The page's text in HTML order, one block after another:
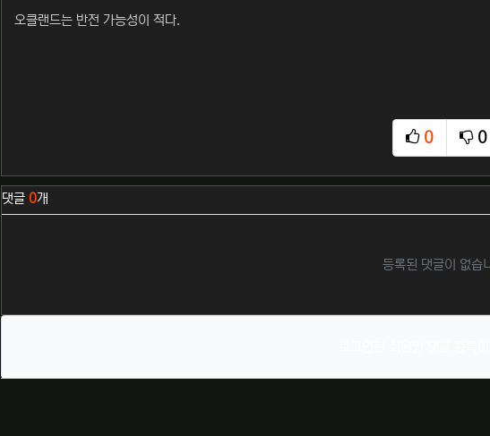
오클랜드는 반전 가능성이 적다.
0
추천
0
비
관련자료
댓글 0개
등록된 댓글이 없습